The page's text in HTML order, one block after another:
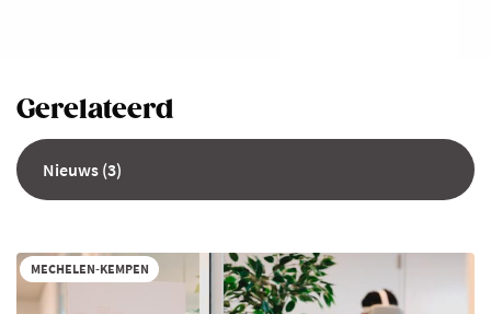
Gerelateerd
Nieuws (3)
MECHELEN-KEMPEN